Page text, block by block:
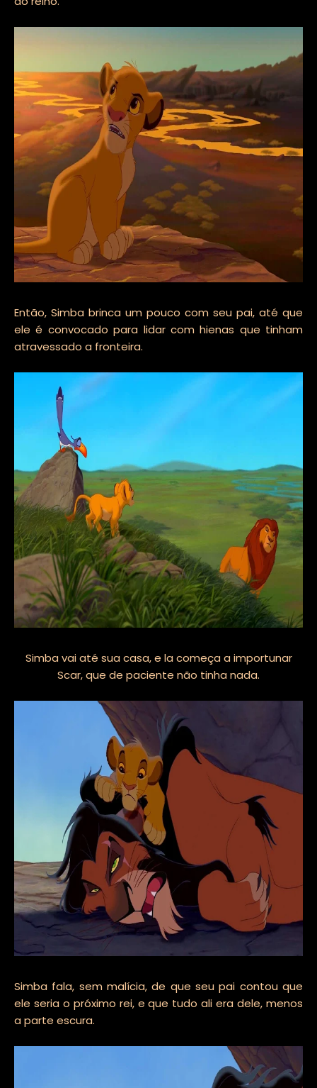
Então, Simba brinca um pouco com seu pai, até que
ele é convocado para lidar com hienas que tinham
atravessado a fronteira.
Simba vai até sua casa, e la começa a importunar
Scar, que de paciente não tinha nada.
Simba fala, sem malícia, de que seu pai contou que
ele seria o próximo rei, e que tudo ali era dele, menos
a parte escura.